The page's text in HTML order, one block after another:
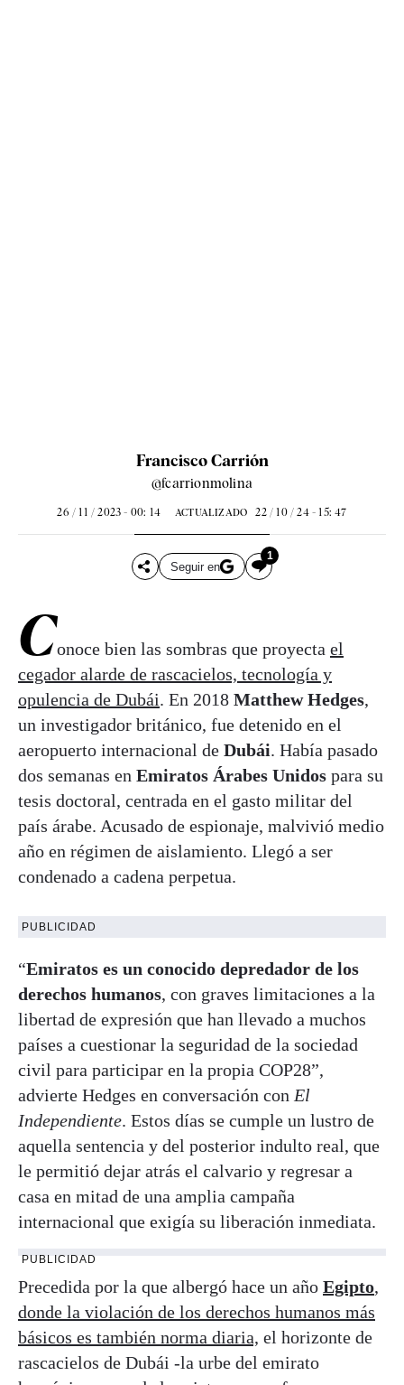
Francisco Carrión
@fcarrionmolina
26 / 11 / 2023 - 00: 14 ACTUALIZADO 22 / 10 / 24 - 15: 47
Seguir en
1
Conoce bien las sombras que proyecta el
cegador alarde de rascacielos, tecnología y
opulencia de Dubái. En 2018 Matthew Hedges,
un investigador británico, fue detenido en el
aeropuerto internacional de Dubái. Había pasado
dos semanas en Emiratos Árabes Unidos para su
tesis doctoral, centrada en el gasto militar del
país árabe. Acusado de espionaje, malvivió medio
año en régimen de aislamiento. Llegó a ser
condenado a cadena perpetua.
PUBLICIDAD
“Emiratos es un conocido depredador de los
derechos humanos, con graves limitaciones a la
libertad de expresión que han llevado a muchos
países a cuestionar la seguridad de la sociedad
civil para participar en la propia COP28”,
advierte Hedges en conversación con El
Independiente. Estos días se cumple un lustro de
aquella sentencia y del posterior indulto real, que
le permitió dejar atrás el calvario y regresar a
casa en mitad de una amplia campaña
internacional que exigía su liberación inmediata.
PUBLICIDAD
Precedida por la que albergó hace un año Egipto,
donde la violación de los derechos humanos más
básicos es también norma diaria, el horizonte de
rascacielos de Dubái -la urbe del emirato